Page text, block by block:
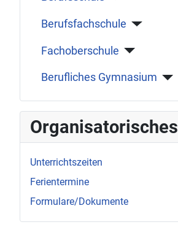
Berufsfachschule
Fachoberschule
Berufliches Gymnasium
Organisatorisches
Unterrichtszeiten
Ferientermine
Formulare/Dokumente